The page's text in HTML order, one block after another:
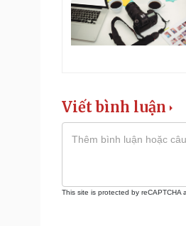
Viết bình luận
This site is protected by reCAPTCHA